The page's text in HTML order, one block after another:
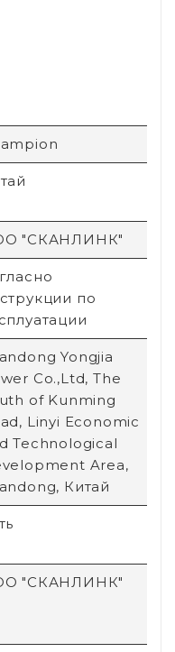
"СКАНЛИНК"
по
Yongjia
Co.,Ltd, The
of Kunming
Linyi Economic
Technological
Area,
Китай
"СКАНЛИНК"